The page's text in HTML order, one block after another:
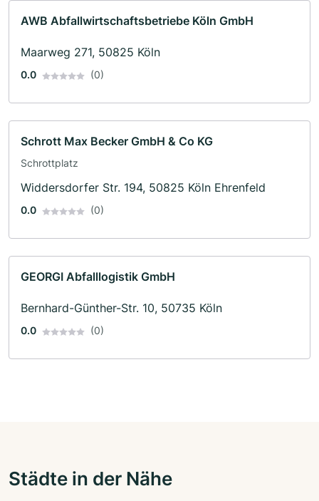
AWB Abfallwirtschaftsbetriebe Köln GmbH
Maarweg 271, 50825 Köln
0.0 (0)
Schrott Max Becker GmbH & Co KG
Schrottplatz
Widdersdorfer Str. 194, 50825 Köln Ehrenfeld
0.0 (0)
GEORGI Abfalllogistik GmbH
Bernhard-Günther-Str. 10, 50735 Köln
0.0 (0)
Städte in der Nähe